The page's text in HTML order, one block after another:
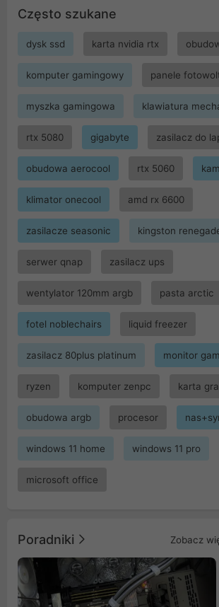
Często szukane
dysk ssd karta nvidia rtx
komputer gamingowy panele
myszka gamingowa klawiatura
rtx 5080 gigabyte zasilacz do
obudowa aerocool rtx 5060
klimator onecool amd rx 6600
zasilacze seasonic kingston
serwer qnap zasilacz ups
wentylator 120mm argb pasta arctic
fotel noblechairs liquid freezer
zasilacz 80plus platinum monitor
ryzen komputer zenpc karta
obudowa argb procesor
windows 11 home windows 11 pro
microsoft office
Poradniki Zobacz